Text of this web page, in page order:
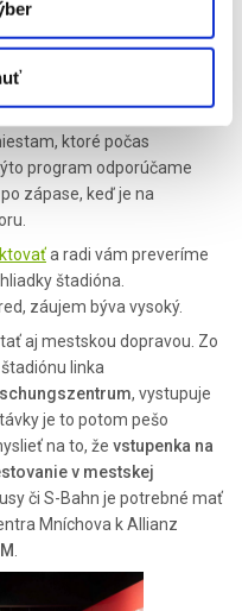
momenty, dresy a príbehy
klubov sveta.
ktoré počas
program odporúčame
zápase, keď je na
a radi vám preveríme
štadióna.
záujem býva vysoký.
aj mestskou dopravou. Zo
linka
, vystupuje
je to potom pešo
na to, že vstupenka na
v mestskej
či S-Bahn je potrebné mať
Mníchova k Allianz
M